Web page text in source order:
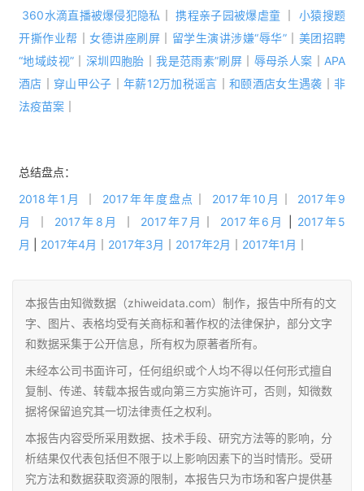
360水滴直播被爆侵犯隐私
｜携程亲子园被爆虐童
小猿搜题
开撕作业帮
女德讲座刷屏 留学生演讲涉嫌“辱华”｜ 美团招聘
“地域歧视”｜ 深圳四胞胎 ｜我是范雨素”刷屏 辱母杀人案
APA
酒店
穿山甲公子 ｜年薪12万加税谣言 ｜和颐酒店女生遇袭 ｜非
法疫苗案
总结盘点：
2018年1月
2017年年度盘点 2017年10月
2017年9
月
2017年8月 2017年7月 2017年6月
2017年5
月
2017年4月 2017年3月 2017年2月 2017年1月
本报告由知微数据（zhiweidata.com）制作，报告中所有的文
字、图片、表格均受有关商标和著作权的法律保护，部分文字
和数据采集于公开信息，所有权为原著者所有。
未经本公司书面许可，任何组织或个人均不得以任何形式擅自
复制、传递、转载本报告或向第三方实施许可，否则，知微数
据将保留追究其一切法律责任之权利。
本报告内容受所采用数据、技术手段、研究方法等的影响，分
析结果仅代表包括但不限于以上影响因素下的当时情形。受研
究方法和数据获取资源的限制，本报告只为市场和客户提供基